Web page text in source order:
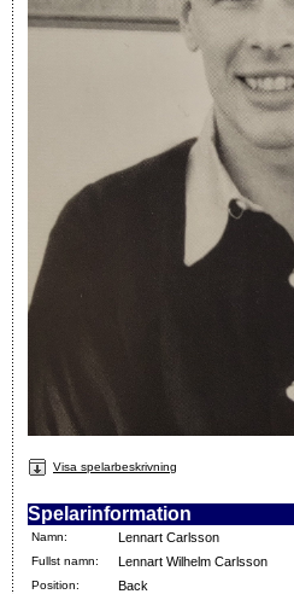
Visa spelarbeskrivning
Spelarinformation
Namn: Lennart Carlsson
Fullst namn: Lennart Wilhelm Carlsson
Position: Back